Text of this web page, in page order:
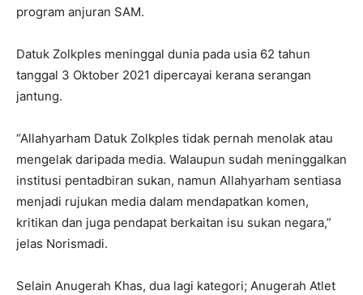
program anjuran SAM.
Datuk Zolkples meninggal dunia pada usia 62 tahun
tanggal 3 Oktober 2021 dipercayai kerana serangan
jantung.
“Allahyarham Datuk Zolkples tidak pernah menolak atau
mengelak daripada media. Walaupun sudah meninggalkan
institusi pentadbiran sukan, namun Allahyarham sentiasa
menjadi rujukan media dalam mendapatkan komen,
kritikan dan juga pendapat berkaitan isu sukan negara,”
jelas Norismadi.
Selain Anugerah Khas, dua lagi kategori; Anugerah Atlet